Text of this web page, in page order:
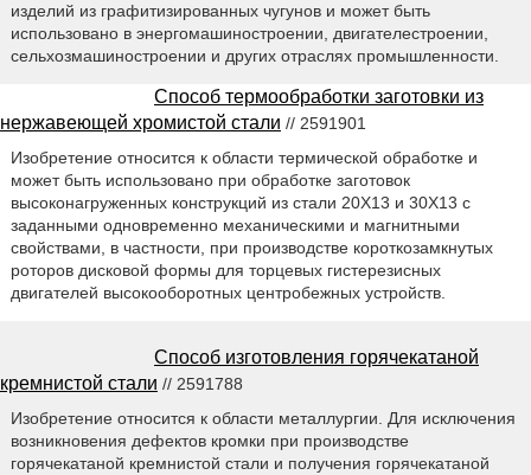
изделий из графитизированных чугунов и может быть
использовано в энергомашиностроении, двигателестроении,
сельхозмашиностроении и других отраслях промышленности.
Способ термообработки заготовки из
нержавеющей хромистой стали // 2591901
Изобретение относится к области термической обработке и
может быть использовано при обработке заготовок
высоконагруженных конструкций из стали 20Х13 и 30Х13 с
заданными одновременно механическими и магнитными
свойствами, в частности, при производстве короткозамкнутых
роторов дисковой формы для торцевых гистерезисных
двигателей высокооборотных центробежных устройств.
Способ изготовления горячекатаной
кремнистой стали // 2591788
Изобретение относится к области металлургии. Для исключения
возникновения дефектов кромки при производстве
горячекатаной кремнистой стали и получения горячекатаной